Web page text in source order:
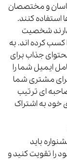
و مختصصان
استفاده کنند.
شخصیت
کسب کرده اند. به
جذاب برای
ایمیل شما را
مشتری شما
ای ترتیب
خود به اشتراک
باید
را تقویت کنید و